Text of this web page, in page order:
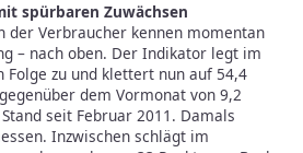
spürbaren Zuwächsen
der Verbraucher kennen momentan
– nach oben. Der Indikator legt im
Folge zu und klettert nun auf 54,4
dem Vormonat von 9,2
seit Februar 2011. Damals
Inzwischen schlägt im